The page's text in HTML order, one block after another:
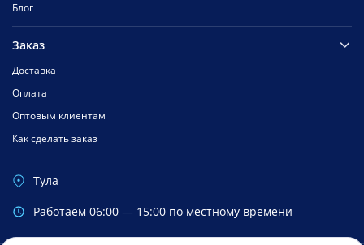
Блог
Заказ
Доставка
Оплата
Оптовым клиентам
Как сделать заказ
Тула
Работаем 06:00 — 15:00 по местному времени